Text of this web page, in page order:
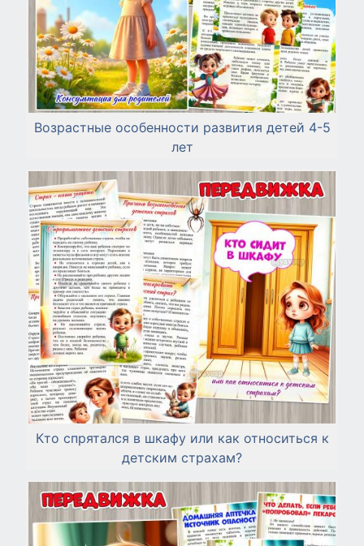
Возрастные особенности развития детей 4-5
лет
Кто спрятался в шкафу или как относиться к
детским страхам?